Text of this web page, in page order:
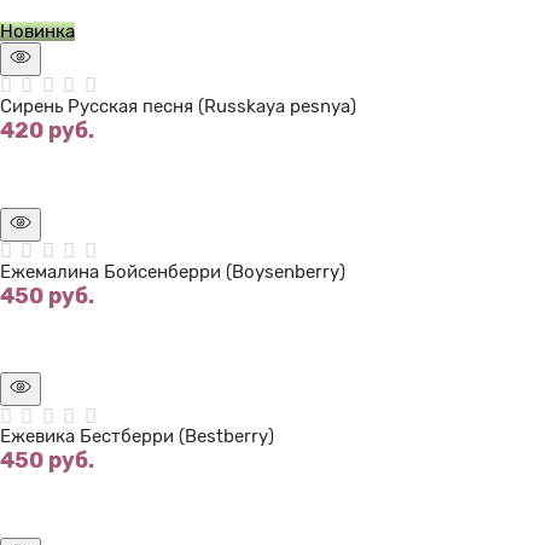
Новинка
Сирень Русская песня (Russkaya pesnya)
420 руб.
Ежемалина Бойсенберри (Boysenberry)
450 руб.
Ежевика Бестберри (Bestberry)
450 руб.